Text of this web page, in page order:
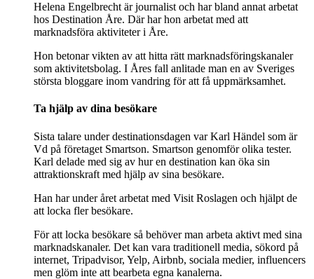
Helena Engelbrecht är journalist och har bland annat arbetat
hos Destination Åre. Där har hon arbetat med att
marknadsföra aktiviteter i Åre.
Hon betonar vikten av att hitta rätt marknadsföringskanaler
som aktivitetsbolag. I Åres fall anlitade man en av Sveriges
största bloggare inom vandring för att få uppmärksamhet.
Ta hjälp av dina besökare
Sista talare under destinationsdagen var Karl Händel som är
Vd på företaget Smartson. Smartson genomför olika tester.
Karl delade med sig av hur en destination kan öka sin
attraktionskraft med hjälp av sina besökare.
Han har under året arbetat med Visit Roslagen och hjälpt de
att locka fler besökare.
För att locka besökare så behöver man arbeta aktivt med sina
marknadskanaler. Det kan vara traditionell media, sökord på
internet, Tripadvisor, Yelp, Airbnb, sociala medier, influencers
men glöm inte att bearbeta egna kanalerna.